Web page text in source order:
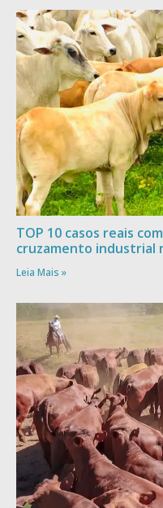
TOP 10 casos reais
cruzamento industrial
Leia Mais »